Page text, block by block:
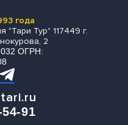
года
Тур" 117449 г.
2
ОГРН:
91